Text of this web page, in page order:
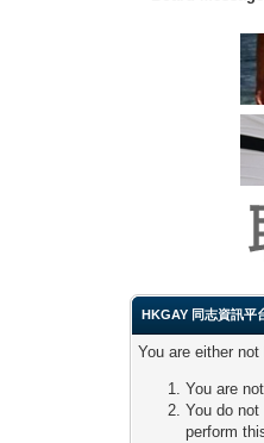
HKGAY 同志資訊平
You are either
You are
You do
perform